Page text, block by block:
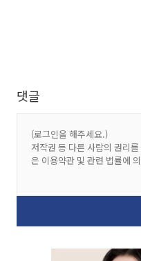
댓글